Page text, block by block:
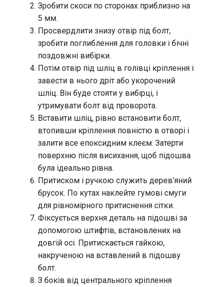
Зробити скоси по сторонах приблизно на
5 мм.
Просвердлити знизу отвір під болт,
зробити поглиблення для головки і бічні
поздовжні вибірки.
Потім отвір під шліц в голівці кріплення і
завести в нього дріт або укорочений
шліц. Він буде стояти у вибірці, і
утримувати болт від проворота.
Вставити шліц, рівно встановити болт,
втопивши кріплення повністю в отворі і
залити все епоксидним клеєм. Затерти
поверхню після висихання, щоб підошва
була ідеально рівна.
Притиском і ручкою служить дерев’яний
брусок. По кутах наклейте гумові смуги
для рівномірного притиснення сітки.
Фіксується верхня деталь на підошві за
допомогою штифтів, встановлених на
довгій осі. Притискається гайкою,
накрученою на вставлений в підошву
болт.
З боків від центрального кріплення